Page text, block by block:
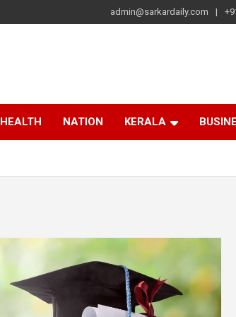
admin@sarkardaily.com
HEALTH NATION KERALA